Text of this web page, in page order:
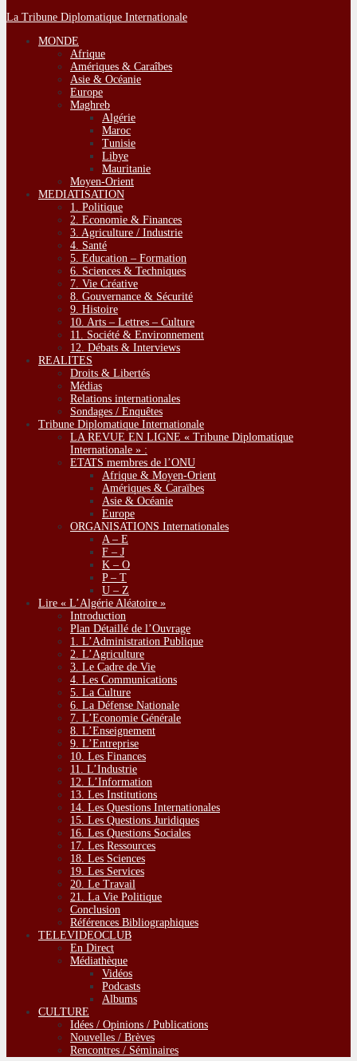
La Tribune Diplomatique Internationale
MONDE
Afrique
Amériques & Caraîbes
Asie & Océanie
Europe
Maghreb
Algérie
Maroc
Tunisie
Libye
Mauritanie
Moyen-Orient
MEDIATISATION
1. Politique
2. Economie & Finances
3. Agriculture / Industrie
4. Santé
5. Education – Formation
6. Sciences & Techniques
7. Vie Créative
8. Gouvernance & Sécurité
9. Histoire
10. Arts – Lettres – Culture
11. Société & Environnement
12. Débats & Interviews
REALITES
Droits & Libertés
Médias
Relations internationales
Sondages / Enquêtes
Tribune Diplomatique Internationale
LA REVUE EN LIGNE « Tribune Diplomatique
Internationale » :
ETATS membres de l’ONU
Afrique & Moyen-Orient
Amériques & Caraïbes
Asie & Océanie
Europe
ORGANISATIONS Internationales
A – E
F – J
K – O
P – T
U – Z
Lire « L’Algérie Aléatoire »
Introduction
Plan Détaillé de l’Ouvrage
1. L’Administration Publique
2. L’Agriculture
3. Le Cadre de Vie
4. Les Communications
5. La Culture
6. La Défense Nationale
7. L’Economie Générale
8. L’Enseignement
9. L’Entreprise
10. Les Finances
11. L’Industrie
12. L’Information
13. Les Institutions
14. Les Questions Internationales
15. Les Questions Juridiques
16. Les Questions Sociales
17. Les Ressources
18. Les Sciences
19. Les Services
20. Le Travail
21. La Vie Politique
Conclusion
Références Bibliographiques
TELEVIDEOCLUB
En Direct
Médiathèque
Vidéos
Podcasts
Albums
CULTURE
Idées / Opinions / Publications
Nouvelles / Brèves
Rencontres / Séminaires